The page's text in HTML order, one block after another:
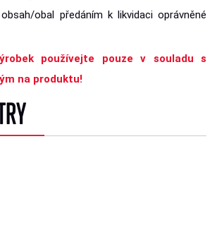
obal předáním k likvidaci oprávněné
používejte pouze v souladu s
na produktu!